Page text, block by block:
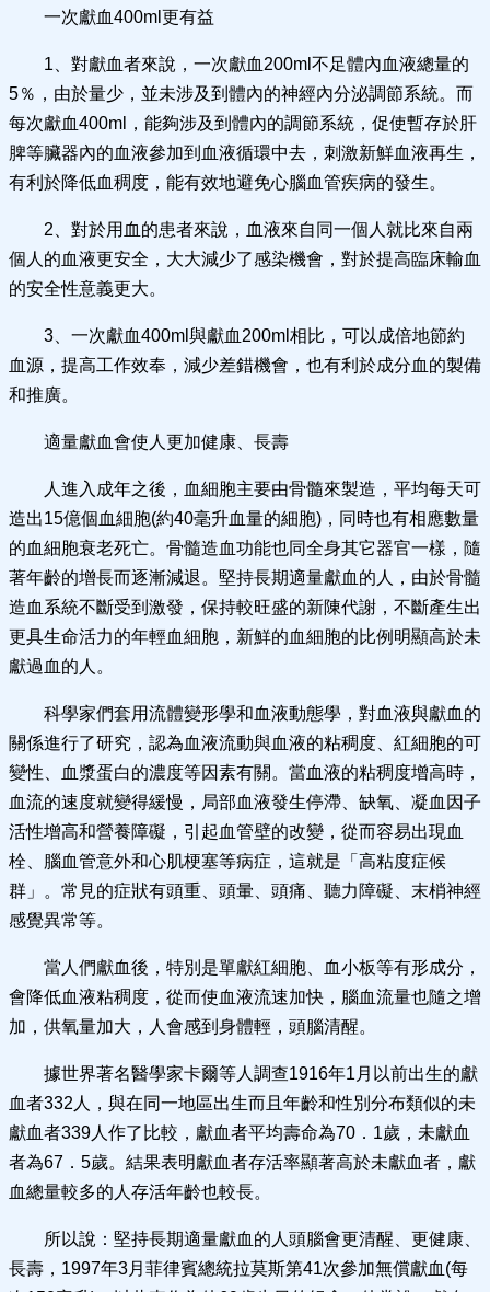
一次獻血400ml更有益
1、對獻血者來說，一次獻血200ml不足體內血液總量的
5％，由於量少，並未涉及到體內的神經內分泌調節系統。而
每次獻血400ml，能夠涉及到體內的調節系統，促使暫存於肝
脾等臟器內的血液參加到血液循環中去，刺激新鮮血液再生，
有利於降低血稠度，能有效地避免心腦血管疾病的發生。
2、對於用血的患者來說，血液來自同一個人就比來自兩
個人的血液更安全，大大減少了感染機會，對於提高臨床輸血
的安全性意義更大。
3、一次獻血400ml與獻血200ml相比，可以成倍地節約
血源，提高工作效奉，減少差錯機會，也有利於成分血的製備
和推廣。
適量獻血會使人更加健康、長壽
人進入成年之後，血細胞主要由骨髓來製造，平均每天可
造出15億個血細胞(約40毫升血量的細胞)，同時也有相應數量
的血細胞衰老死亡。骨髓造血功能也同全身其它器官一樣，隨
著年齡的增長而逐漸減退。堅持長期適量獻血的人，由於骨髓
造血系統不斷受到激發，保持較旺盛的新陳代謝，不斷產生出
更具生命活力的年輕血細胞，新鮮的血細胞的比例明顯高於未
獻過血的人。
科學家們套用流體變形學和血液動態學，對血液與獻血的
關係進行了研究，認為血液流動與血液的粘稠度、紅細胞的可
變性、血漿蛋白的濃度等因素有關。當血液的粘稠度增高時，
血流的速度就變得緩慢，局部血液發生停滯、缺氧、凝血因子
活性增高和營養障礙，引起血管壁的改變，從而容易出現血
栓、腦血管意外和心肌梗塞等病症，這就是「高粘度症候
群」。常見的症狀有頭重、頭暈、頭痛、聽力障礙、末梢神經
感覺異常等。
當人們獻血後，特別是單獻紅細胞、血小板等有形成分，
會降低血液粘稠度，從而使血液流速加快，腦血流量也隨之增
加，供氧量加大，人會感到身體輕，頭腦清醒。
據世界著名醫學家卡爾等人調查1916年1月以前出生的獻
血者332人，與在同一地區出生而且年齡和性別分布類似的未
獻血者339人作了比較，獻血者平均壽命為70．1歲，未獻血
者為67．5歲。結果表明獻血者存活率顯著高於未獻血者，獻
血總量較多的人存活年齡也較長。
所以說：堅持長期適量獻血的人頭腦會更清醒、更健康、
長壽，1997年3月菲律賓總統拉莫斯第41次參加無償獻血(每